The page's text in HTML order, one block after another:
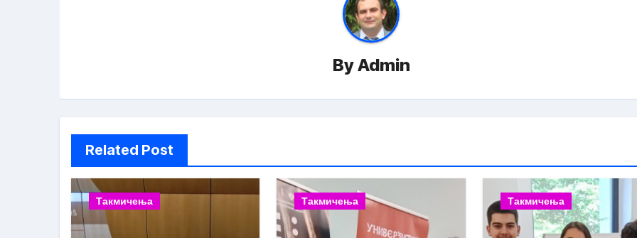
ByAdmin
Related Post
Такмичења Такмичења Такмичења